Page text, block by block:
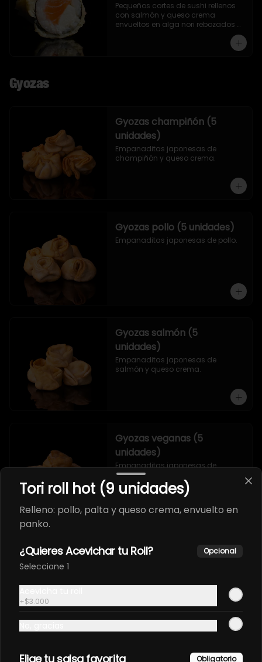
Pequeños cortes de sushi rellenos
con salmón y queso crema
envueltos en alga nori rebozados
Gyozas
Gyozas champiñón (5
unidades)
Empanaditas japonesas de
champiñón y queso crema.
Gyozas pollo (5 unidades)
Empanaditas japonesas de pollo.
Gyozas salmón (5
unidades)
Empanaditas japonesas de
salmón y queso crema.
Gyozas veganas (5
unidades)
Empanaditas japonesas de
verduras.
Sashimi
Tori roll hot (9 unidades)
Relleno: pollo, palta y queso crema, envuelto en
panko.
¿Quieres Acevichar tu Roll? Opcional
Seleccione 1
+$3.000
Elige tu salsa favorita Obligatorio